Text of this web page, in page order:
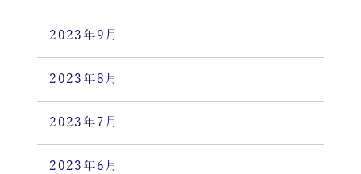
2023年9月
2023年8月
2023年7月
2023年6月